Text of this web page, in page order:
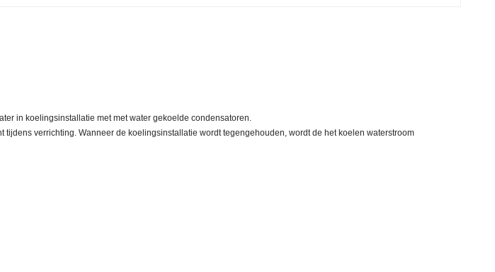
in koelingsinstallatie met met water gekoelde condensatoren.
verrichting. Wanneer de koelingsinstallatie wordt tegengehouden, wordt de het koelen waterstroom